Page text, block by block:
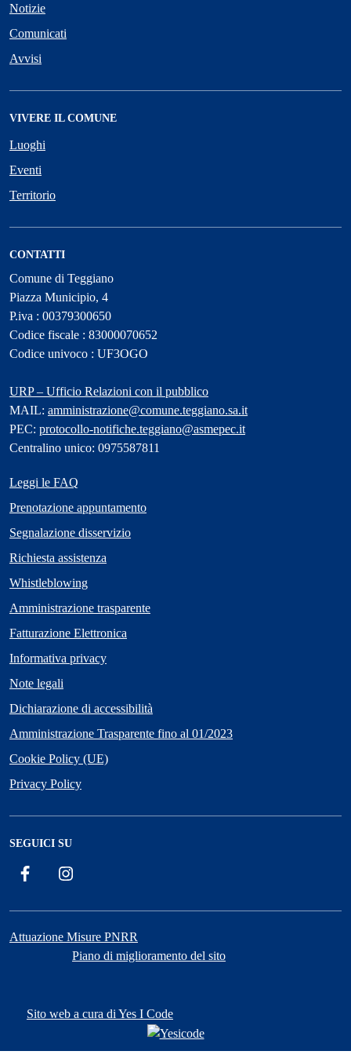
Notizie
Comunicati
Avvisi
VIVERE IL COMUNE
Luoghi
Eventi
Territorio
CONTATTI
Comune di Teggiano
Piazza Municipio, 4
P.iva : 00379300650
Codice fiscale : 83000070652
Codice univoco : UF3OGO
URP – Ufficio Relazioni con il pubblico
MAIL: amministrazione@comune.teggiano.sa.it
PEC: protocollo-notifiche.teggiano@asmepec.it
Centralino unico: 0975587811
Leggi le FAQ
Prenotazione appuntamento
Segnalazione disservizio
Richiesta assistenza
Whistleblowing
Amministrazione trasparente
Fatturazione Elettronica
Informativa privacy
Note legali
Dichiarazione di accessibilità
Amministrazione Trasparente fino al 01/2023
Cookie Policy (UE)
Privacy Policy
SEGUICI SU
Facebook
Attuazione Misure PNRR
Piano di miglioramento del sito
Sito web a cura di Yes I Code